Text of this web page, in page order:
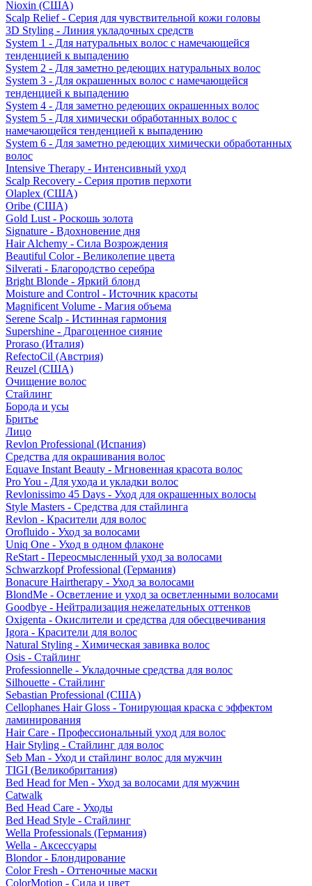
Nioxin (США)
Scalp Relief - Серия для чувствительной кожи головы
3D Styling - Линия укладочных средств
System 1 - Для натуральных волос с намечающейся
тенденцией к выпадению
System 2 - Для заметно редеющих натуральных волос
System 3 - Для окрашенных волос с намечающейся
тенденцией к выпадению
System 4 - Для заметно редеющих окрашенных волос
System 5 - Для химически обработанных волос с
намечающейся тенденцией к выпадению
System 6 - Для заметно редеющих химически обработанных
волос
Intensive Therapy - Интенсивный уход
Scalp Recovery - Серия против перхоти
Olaplex (США)
Oribe (США)
Gold Lust - Роскошь золота
Signature - Вдохновение дня
Hair Alchemy - Сила Возрождения
Beautiful Color - Великолепие цвета
Silverati - Благородство серебра
Bright Blonde - Яркий блонд
Moisture and Control - Источник красоты
Magnificent Volume - Магия объема
Serene Scalp - Истинная гармония
Supershine - Драгоценное сияние
Proraso (Италия)
RefectoCil (Австрия)
Reuzel (США)
Очищение волос
Стайлинг
Борода и усы
Бритье
Лицо
Revlon Professional (Испания)
Средства для окрашивания волос
Equave Instant Beauty - Мгновенная красота волос
Pro You - Для ухода и укладки волос
Revlonissimo 45 Days - Уход для окрашенных волосы
Style Masters - Средства для стайлинга
Revlon - Красители для волос
Orofluido - Уход за волосами
Uniq One - Уход в одном флаконе
ReStart - Переосмысленный уход за волосами
Schwarzkopf Professional (Германия)
Bonacure Hairtherapy - Уход за волосами
BlondMe - Осветление и уход за осветленными волосами
Goodbye - Нейтрализация нежелательных оттенков
Oxigenta - Окислители и средства для обесцвечивания
Igora - Красители для волос
Natural Styling - Химическая завивка волос
Osis - Стайлинг
Professionnelle - Укладочные средства для волос
Silhouette - Стайлинг
Sebastian Professional (США)
Cellophanes Hair Gloss - Тонирующая краска с эффектом
ламинирования
Hair Care - Профессиональный уход для волос
Hair Styling - Стайлинг для волос
Seb Man - Уход и стайлинг волос для мужчин
TIGI (Великобритания)
Bed Head for Men - Уход за волосами для мужчин
Catwalk
Bed Head Care - Уходы
Bed Head Style - Стайлинг
Wella Professionals (Германия)
Wella - Аксессуары
Blondor - Блондирование
Color Fresh - Оттеночные маски
ColorMotion - Сила и цвет